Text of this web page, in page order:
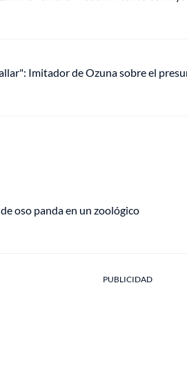
Imitador de Ozuna sobre el
oso panda en un zoológico
PUBLICIDAD